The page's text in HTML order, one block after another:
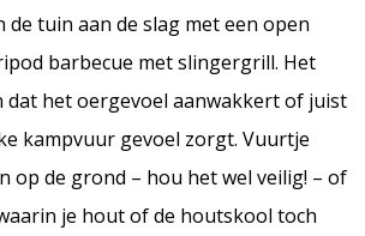
de tuin aan de slag met een open
barbecue met slingergrill. Het
het oergevoel aanwakkert of juist
kampvuur gevoel zorgt. Vuurtje
op de grond – hou het wel veilig! – of
je hout of de houtskool toch